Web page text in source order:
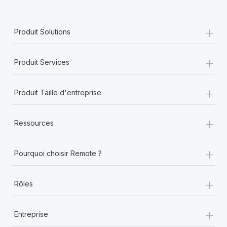
Produit Solutions +
Produit Services +
Produit Taille d'entreprise +
Ressources +
Pourquoi choisir Remote ? +
Rôles +
Entreprise +